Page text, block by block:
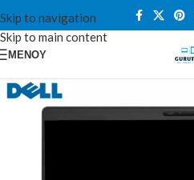
Skip to navigation
Skip to main content
ΜΕΝΟΎ